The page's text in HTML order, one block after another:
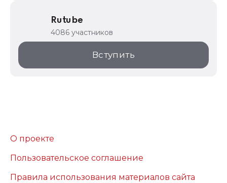
Rutube
4086 участников
Вступить
О проекте
Пользовательское соглашение
Правила использования материалов сайта